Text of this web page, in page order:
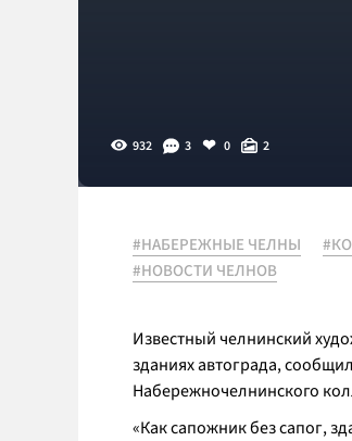
932 3 0 2
#НАБЕРЕЖНЫЕ ЧЕЛНЫ
#НОВОСТИ ЧЕЛНОВ
Известный челнинский
зданиях автограда,
Набережночелнинского
«Как сапожник без сапог,